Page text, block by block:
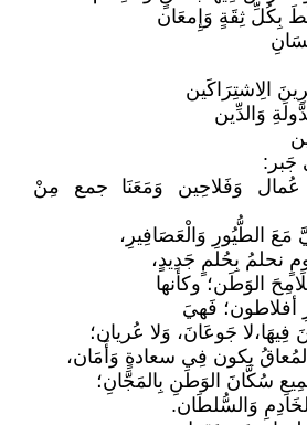
بِكُلِّ ثِقَةٍ وَإِمعَان
الِاشتِرَاكَين
وَالدِّين
جَبر:
عُمال وَفَلاحِين وَمَعَنَا جمع مِنْ
الطُّيُورِ وَالْعَصَافِيرِ،
نحلمُ بِحُلمٍ جَدِيدٍ،
الوَطَن؛ وكأنها
أفلاطون؛ فَهيَ
جَوعَانَ، وَلا عُريان؛
يكون فِي سعادةٍ وَأَمَان،
سُكَّانَ الوَطَنِ بِالمَجَّانِ؛
وَالسُّلطَان.